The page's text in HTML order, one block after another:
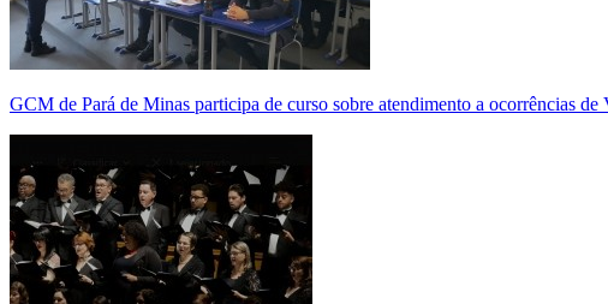
GCM de Pará de Minas participa de curso sobre atendimento a ocorrências